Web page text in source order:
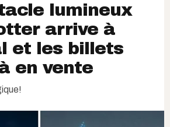
lumineux
arrive à
et les billets
en vente